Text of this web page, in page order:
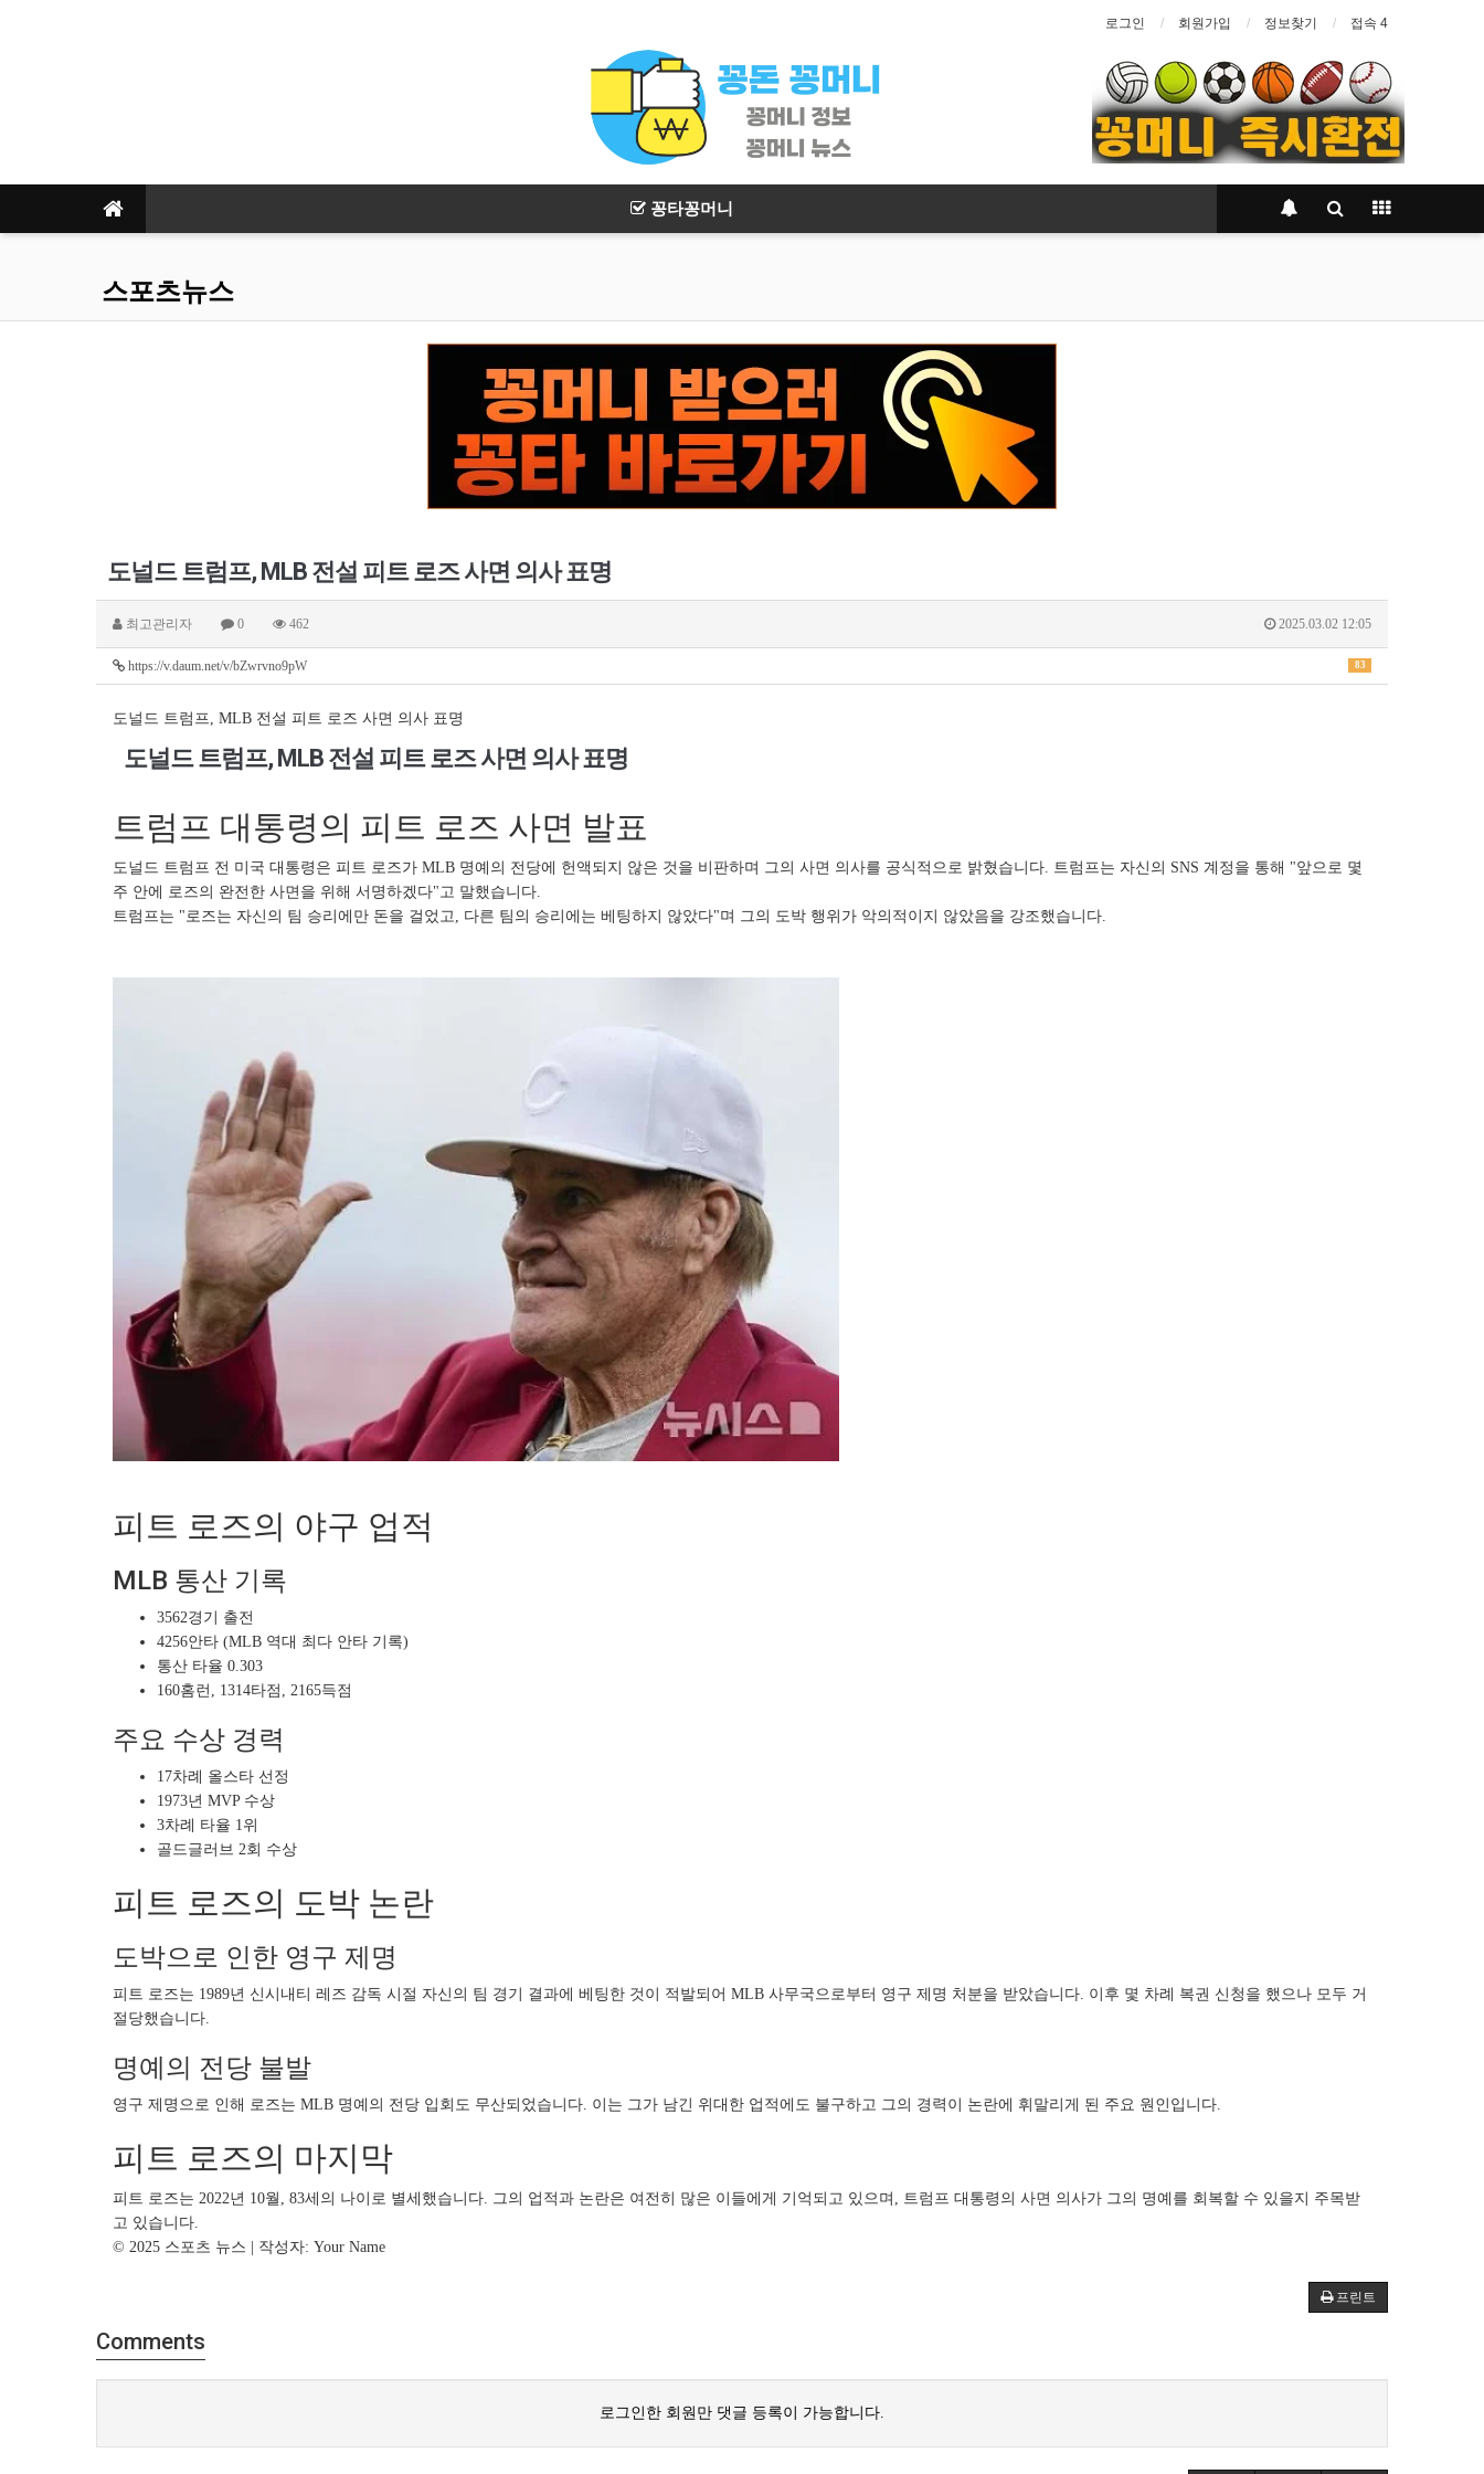
로그인 회원가입 정보찾기 접속 4
꽁타꽁머니
스포츠뉴스
도널드 트럼프, MLB 전설 피트 로즈 사면 의사 표명
최고관리자 0 462 2025.03.02 12:05
83
https://v.daum.net/v/bZwrvno9pW
도널드 트럼프, MLB 전설 피트 로즈 사면 의사 표명
도널드 트럼프, MLB 전설 피트 로즈 사면 의사 표명
트럼프 대통령의 피트 로즈 사면 발표
도널드 트럼프 전 미국 대통령은 피트 로즈가 MLB 명예의 전당에 헌액되지 않은 것을 비판하며 그의 사면 의사를 공식적으로 밝혔습니다. 트럼프는 자신의 SNS 계정을 통해 "앞으로 몇
주 안에 로즈의 완전한 사면을 위해 서명하겠다"고 말했습니다.
트럼프는 "로즈는 자신의 팀 승리에만 돈을 걸었고, 다른 팀의 승리에는 베팅하지 않았다"며 그의 도박 행위가 악의적이지 않았음을 강조했습니다.
피트 로즈의 야구 업적
MLB 통산 기록
3562경기 출전
4256안타 (MLB 역대 최다 안타 기록)
통산 타율 0.303
160홈런, 1314타점, 2165득점
주요 수상 경력
17차례 올스타 선정
1973년 MVP 수상
3차례 타율 1위
골드글러브 2회 수상
피트 로즈의 도박 논란
도박으로 인한 영구 제명
피트 로즈는 1989년 신시내티 레즈 감독 시절 자신의 팀 경기 결과에 베팅한 것이 적발되어 MLB 사무국으로부터 영구 제명 처분을 받았습니다. 이후 몇 차례 복권 신청을 했으나 모두 거
절당했습니다.
명예의 전당 불발
영구 제명으로 인해 로즈는 MLB 명예의 전당 입회도 무산되었습니다. 이는 그가 남긴 위대한 업적에도 불구하고 그의 경력이 논란에 휘말리게 된 주요 원인입니다.
피트 로즈의 마지막
피트 로즈는 2022년 10월, 83세의 나이로 별세했습니다. 그의 업적과 논란은 여전히 많은 이들에게 기억되고 있으며, 트럼프 대통령의 사면 의사가 그의 명예를 회복할 수 있을지 주목받
고 있습니다.
© 2025 스포츠 뉴스 | 작성자: Your Name
프린트
Comments
로그인한 회원만 댓글 등록이 가능합니다.